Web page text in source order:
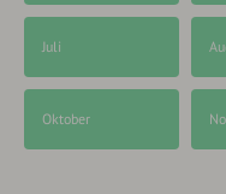
Juli
Oktober